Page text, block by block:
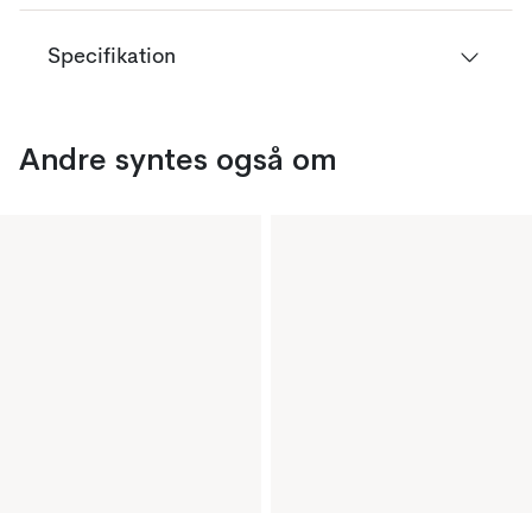
Specifikation
Andre syntes også om